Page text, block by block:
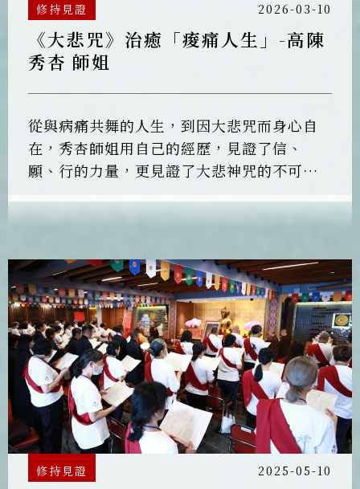
修持見證 2026-03-10
《大悲咒》治癒「痠痛人生」-高陳
秀杏 師姐
從與病痛共舞的人生，到因大悲咒而身心自
在，秀杏師姐用自己的經歷，見證了信、
願、行的力量，更見證了大悲神咒的不可思
修持見證 2025-05-10